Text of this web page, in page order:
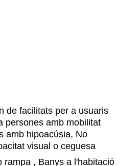
de facilitats per a usuaris
persones amb mobilitat
amb hipoacúsia, No
visual o ceguesa
rampa , Banys a l'habitació